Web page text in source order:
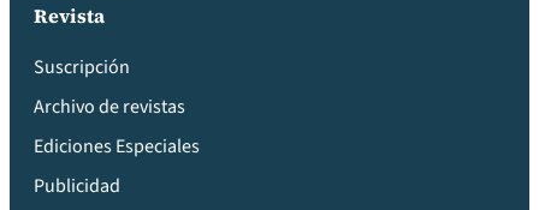
Revista
Suscripción
Archivo de revistas
Ediciones Especiales
Publicidad